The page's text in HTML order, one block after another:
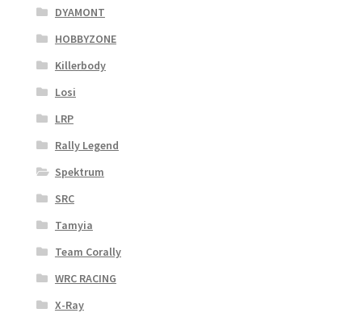
DYAMONT
HOBBYZONE
Killerbody
Losi
LRP
Rally Legend
Spektrum
SRC
Tamyia
Team Corally
WRC RACING
X-Ray